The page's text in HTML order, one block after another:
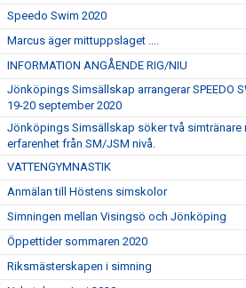
Speedo Swim 2020
Marcus äger mittuppslaget ....
INFORMATION ANGÅENDE RIG/NIU
Jönköpings Simsällskap arrangerar SPEEDO
19-20 september 2020
Jönköpings Simsällskap söker två simtränare
erfarenhet från SM/JSM nivå.
VATTENGYMNASTIK
Anmälan till Höstens simskolor
Simningen mellan Visingsö och Jönköping
Öppettider sommaren 2020
Riksmästerskapen i simning